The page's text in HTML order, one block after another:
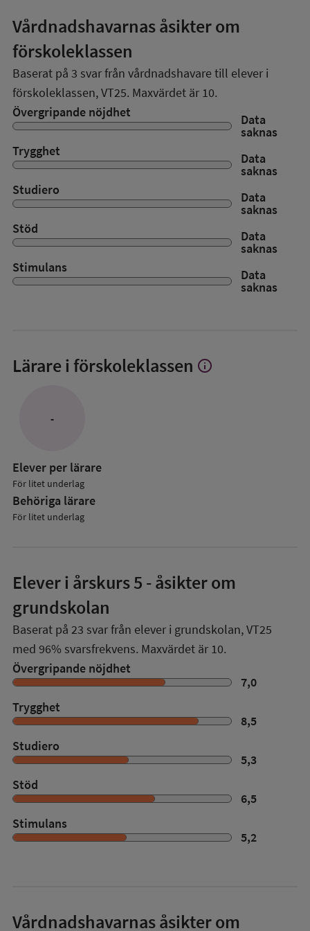
Vårdnadshavarnas åsikter om
förskoleklassen
Baserat på 3 svar från vårdnadshavare till elever i
förskoleklassen,VT25. Maxvärdet är 10.
Övergripande nöjdhet
Data
saknas
Trygghet
Data
saknas
Studiero
Data
saknas
Stöd
Data
saknas
Stimulans
Data
saknas
Lärare i förskoleklassen Visa
info
-
Elever per lärare
För litet underlag
Behöriga lärare
För litet underlag
Elever i årskurs 5 - åsikter om
grundskolan
Baserat på 23 svar från elever i grundskolan,VT25
med 96% svarsfrekvens. Maxvärdet är 10.
Övergripande nöjdhet
7,0
Trygghet
8,5
Studiero
5,3
Stöd
6,5
Stimulans
5,2
Vårdnadshavarnas åsikter om